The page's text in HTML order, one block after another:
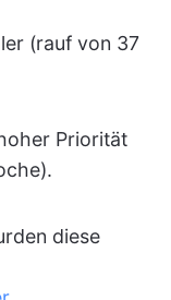
(rauf von 37
Priorität
diese